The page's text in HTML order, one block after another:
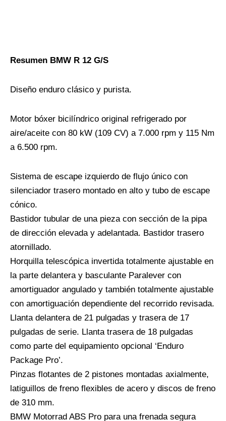
Resumen BMW R 12 G/S
Diseño enduro clásico y purista.
Motor bóxer bicilíndrico original refrigerado por
aire/aceite con 80 kW (109 CV) a 7.000 rpm y 115 Nm
a 6.500 rpm.
Sistema de escape izquierdo de flujo único con
silenciador trasero montado en alto y tubo de escape
cónico.
Bastidor tubular de una pieza con sección de la pipa
de dirección elevada y adelantada. Bastidor trasero
atornillado.
Horquilla telescópica invertida totalmente ajustable en
la parte delantera y basculante Paralever con
amortiguador angulado y también totalmente ajustable
con amortiguación dependiente del recorrido revisada.
Llanta delantera de 21 pulgadas y trasera de 17
pulgadas de serie. Llanta trasera de 18 pulgadas
como parte del equipamiento opcional ‘Enduro
Package Pro’.
Pinzas flotantes de 2 pistones montadas axialmente,
latiguillos de freno flexibles de acero y discos de freno
de 310 mm.
BMW Motorrad ABS Pro para una frenada segura